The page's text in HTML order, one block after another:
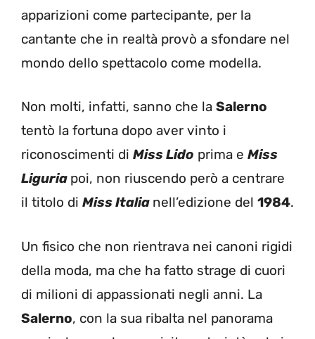
apparizioni come partecipante, per la
cantante che in realtà provò a sfondare nel
mondo dello spettacolo come modella.
Non molti, infatti, sanno che la Salerno
tentò la fortuna dopo aver vinto i
riconoscimenti di Miss Lido prima e Miss
Liguria poi, non riuscendo però a centrare
il titolo di Miss Italia nell’edizione del 1984.
Un fisico che non rientrava nei canoni rigidi
della moda, ma che ha fatto strage di cuori
di milioni di appassionati negli anni. La
Salerno, con la sua ribalta nel panorama